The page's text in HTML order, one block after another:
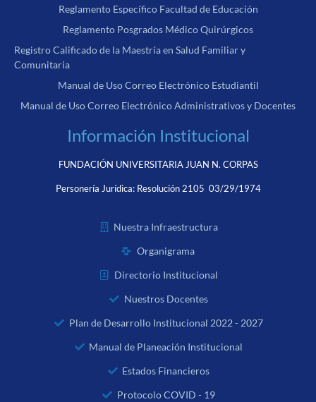
Reglamento Específico Facultad de Educación
Reglamento Posgrados Médico Quirúrgicos
Registro Calificado de la Maestría en Salud Familiar y
Comunitaria
Manual de Uso Correo Electrónico Estudiantil
Manual de Uso Correo Electrónico Administrativos y Docentes
Información Institucional
FUNDACIÓN UNIVERSITARIA JUAN N. CORPAS
Personería Jurídica: Resolución 2105 03/29/1974
Nuestra Infraestructura
Organigrama
Directorio Institucional
Nuestros Docentes
Plan de Desarrollo Institucional 2022 - 2027
Manual de Planeación Institucional
Estados Financieros
Protocolo COVID - 19